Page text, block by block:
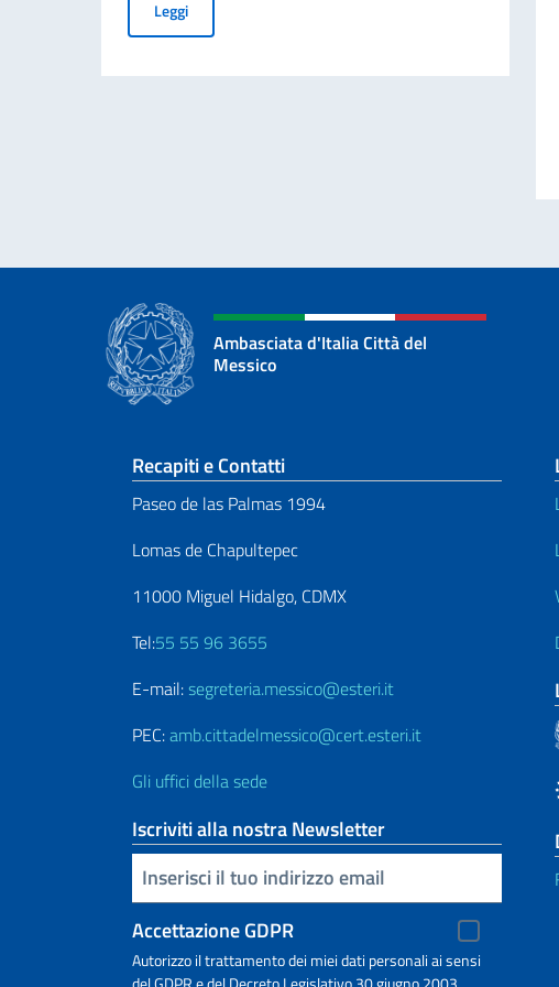
LeggiAVVISO PUBBLICO - FESTA DELLA REPUBBLICA
Ambasciata d'Italia Città del
Messico
Sezione footer
Recapiti e Contatti
Paseo de las Palmas 1994
Lomas de Chapultepec
11000 Miguel Hidalgo, CDMX
Tel:55 55 96 3655
E-mail:segreteria.messico@esteri.it
PEC:amb.cittadelmessico@cert.esteri.it
Gli uffici della sede
Iscriviti alla nostra Newsletter
Inserisci la tua email
Accettazione GDPR
Autorizzo il trattamento dei miei dati personali ai sensi